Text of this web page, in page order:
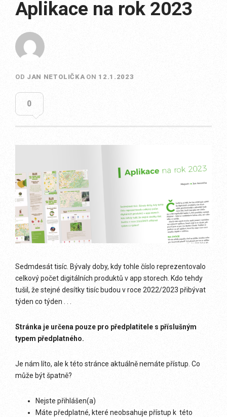
Aplikace na rok 2023
OD JAN NETOLIČKA ON 12.1.2023
0
Sedmdesát tisíc. Bývaly doby, kdy tohle číslo reprezentovalo
celkový počet digitálních produktů v app storech. Kdo tehdy
tušil, že stejné desítky tisíc budou v roce 2022/2023 přibývat
týden co týden . . .
Stránka je určena pouze pro předplatitele s příslušným
typem předplatného.
Je nám líto, ale k této stránce aktuálně nemáte přístup. Co
může být špatně?
Nejste přihlášen(a)
Máte předplatné, které neobsahuje přístup k této